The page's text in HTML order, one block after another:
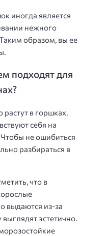
иногда является
нежного
образом, вы ее
подходят для
в горшках.
себя на
не ошибиться
разбираться в
что в
выдаются из-за
эстетично.